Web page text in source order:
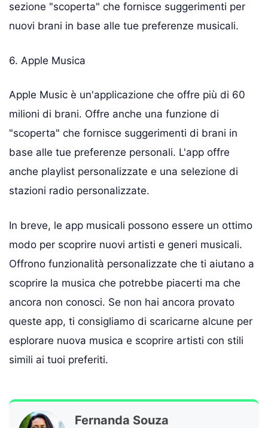
sezione "scoperta" che fornisce suggerimenti per
nuovi brani in base alle tue preferenze musicali.
6. Apple Musica
Apple Music è un'applicazione che offre più di 60
milioni di brani. Offre anche una funzione di
"scoperta" che fornisce suggerimenti di brani in
base alle tue preferenze personali. L'app offre
anche playlist personalizzate e una selezione di
stazioni radio personalizzate.
In breve, le app musicali possono essere un ottimo
modo per scoprire nuovi artisti e generi musicali.
Offrono funzionalità personalizzate che ti aiutano a
scoprire la musica che potrebbe piacerti ma che
ancora non conosci. Se non hai ancora provato
queste app, ti consigliamo di scaricarne alcune per
esplorare nuova musica e scoprire artisti con stili
simili ai tuoi preferiti.
Fernanda Souza